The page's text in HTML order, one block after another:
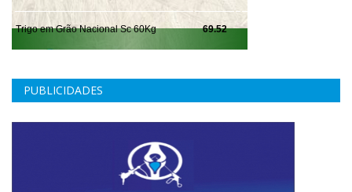
PUBLICIDADES